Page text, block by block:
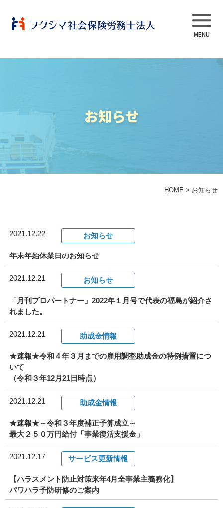
当法人について
事務所だより
082-293-8102
CONTACT
お知らせ
HOME > お知らせ
2021.12.22 お知らせ
年末年始休業日のお知らせ
2021.12.21 お知らせ
「月刊プロパートナー」2022年１月号で代表の福島が紹介さ
れました。
2021.12.21 助成金情報
★速報★令和４年３月までの雇用調整助成金の特例措置につ
いて
（令和３年12月21日時点）
2021.12.21 助成金情報
★速報★～令和３年度補正予算成立～
最大２５０万円給付「事業復活支援金」
2021.12.17 サービス更新情報
【ハラスメント防止対策来年4月全事業主義務化】
パワハラ予防研修のご案内